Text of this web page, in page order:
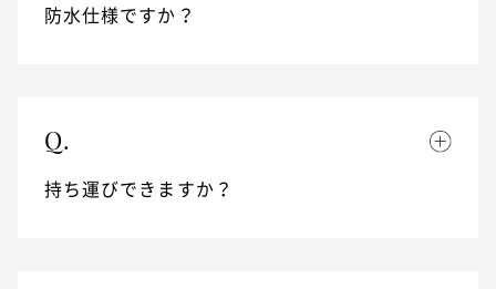
防水仕様ですか？
Q.
持ち運びできますか？